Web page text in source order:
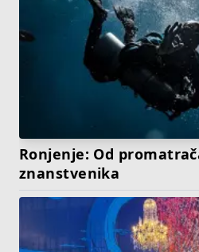
Ronjenje: Od
znanstvenika